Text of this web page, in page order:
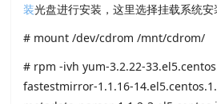
装光盘进行安装，这里选择挂载系统安
# mount /dev/cdrom /mnt/cdrom/
# rpm -ivh yum-3.2.22-
fastestmirror-1.1.16-